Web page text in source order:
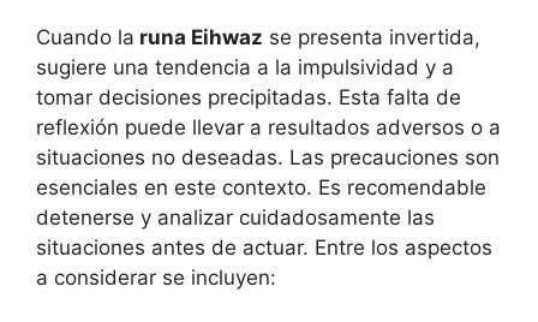
Cuando la runa Eihwaz se presenta invertida,
sugiere una tendencia a la impulsividad y a
tomar decisiones precipitadas. Esta falta de
reflexión puede llevar a resultados adversos o a
situaciones no deseadas. Las precauciones son
esenciales en este contexto. Es recomendable
detenerse y analizar cuidadosamente las
situaciones antes de actuar. Entre los aspectos
a considerar se incluyen: